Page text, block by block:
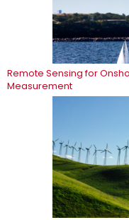
Remote Sensing for
Measurement